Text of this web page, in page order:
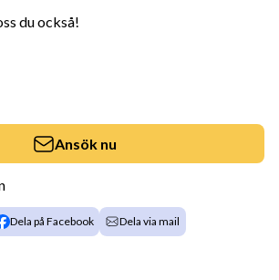
du också!
Ansök nu
Dela på Facebook Dela via mail